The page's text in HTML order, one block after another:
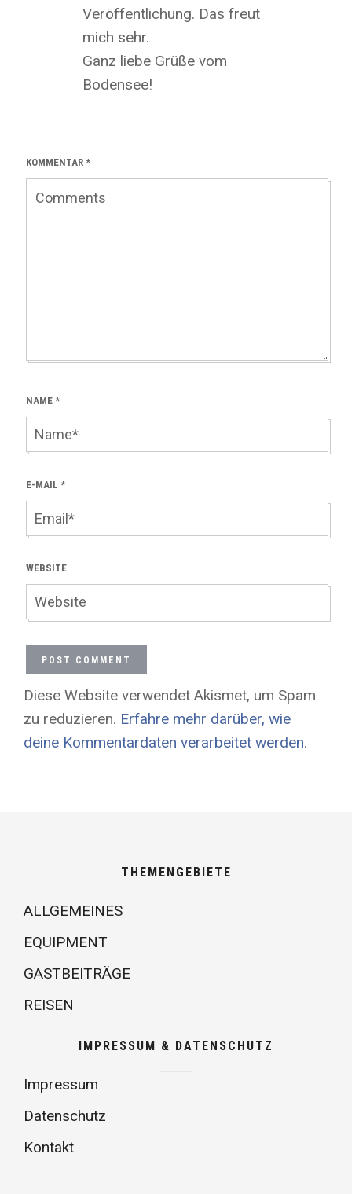
Veröffentlichung. Das freut
mich sehr.
Ganz liebe Grüße vom
Bodensee!
KOMMENTAR *
NAME *
E-MAIL *
WEBSITE
Diese Website verwendet Akismet, um Spam
zu reduzieren. Erfahre mehr darüber, wie
deine Kommentardaten verarbeitet werden.
THEMENGEBIETE
ALLGEMEINES
EQUIPMENT
GASTBEITRÄGE
REISEN
IMPRESSUM & DATENSCHUTZ
Impressum
Datenschutz
Kontakt